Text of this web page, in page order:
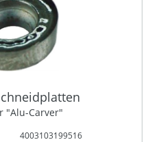
"Alu-Carver"
4003103199516